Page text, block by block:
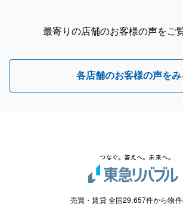
最寄りの店舗のお客様の声をご
各店舗のお客様の声をみ
売買・賃貸 全国29,657件から物